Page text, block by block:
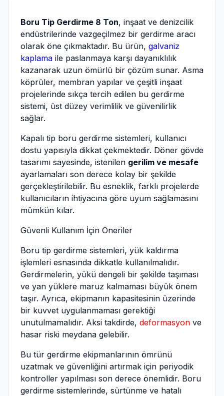
Boru Tip Gerdirme 8 Ton, inşaat ve denizcilik
endüstrilerinde vazgeçilmez bir gerdirme aracı
olarak öne çıkmaktadır. Bu ürün, galvaniz
kaplama ile paslanmaya karşı dayanıklılık
kazanarak uzun ömürlü bir çözüm sunar. Asma
köprüler, membran yapılar ve çeşitli inşaat
projelerinde sıkça tercih edilen bu gerdirme
sistemi, üst düzey verimlilik ve güvenilirlik
sağlar.
Kapalı tip boru gerdirme sistemleri, kullanıcı
dostu yapısıyla dikkat çekmektedir. Döner gövde
tasarımı sayesinde, istenilen gerilim ve mesafe
ayarlamaları son derece kolay bir şekilde
gerçekleştirilebilir. Bu esneklik, farklı projelerde
kullanıcıların ihtiyacına göre uyum sağlamasını
mümkün kılar.
Güvenli Kullanım İçin Öneriler
Boru tip gerdirme sistemleri, yük kaldırma
işlemleri esnasında dikkatle kullanılmalıdır.
Gerdirmelerin, yükü dengeli bir şekilde taşıması
ve yan yüklere maruz kalmaması büyük önem
taşır. Ayrıca, ekipmanın kapasitesinin üzerinde
bir kuvvet uygulanmaması gerektiği
unutulmamalıdır. Aksi takdirde, deformasyon ve
hasar riski meydana gelebilir.
Bu tür gerdirme ekipmanlarının ömrünü
uzatmak ve güvenliğini artırmak için periyodik
kontroller yapılması son derece önemlidir. Boru
gerdirme sistemlerinde, sürtünme ve hatalı